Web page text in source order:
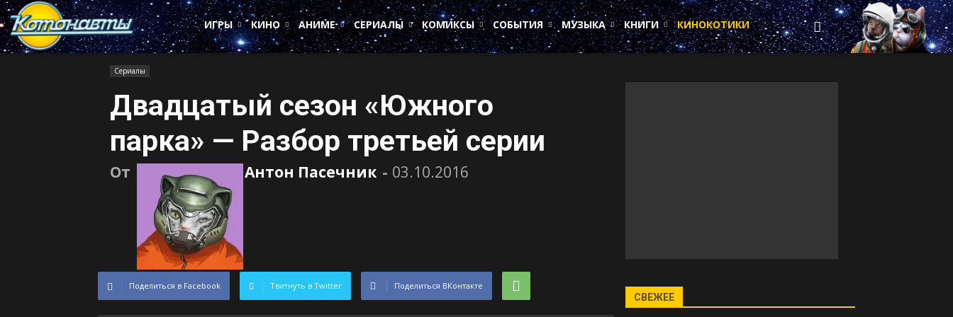
Котонавты
ИГРЫ
КИНО АНИМЕ СЕРИАЛЫ КОМИКСЫ СОБЫТИЯ МУЗЫКА КНИГИ КИНОКОТИКИ
Сериалы
Двадцатый сезон «Южного
парка» — Разбор третьей серии
От Антон Пасечник - 03.10.2016
Поделиться в Facebook Твитнуть в Twitter Поделиться ВКонтакте
СВЕЖЕЕ